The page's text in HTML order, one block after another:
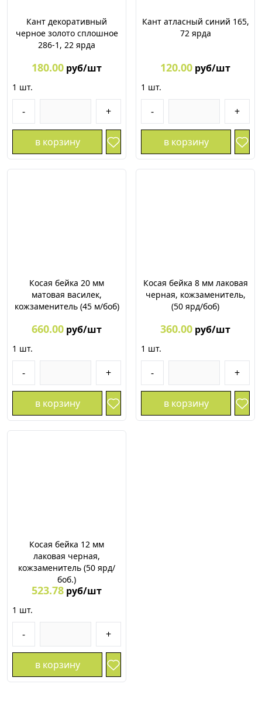
Кант декоративный
черное золото сплошное
286-1, 22 ярда
180.00 руб/шт
1 шт.
- +
в корзину
Кант атласный синий 165,
72 ярда
120.00 руб/шт
1 шт.
- +
в корзину
Косая бейка 20 мм
матовая василек,
кожзаменитель (45 м/боб)
660.00 руб/шт
1 шт.
- +
в корзину
Косая бейка 8 мм лаковая
черная, кожзаменитель,
(50 ярд/боб)
360.00 руб/шт
1 шт.
- +
в корзину
Косая бейка 12 мм
лаковая черная,
кожзаменитель (50 ярд/
боб.)
523.78 руб/шт
1 шт.
- +
в корзину